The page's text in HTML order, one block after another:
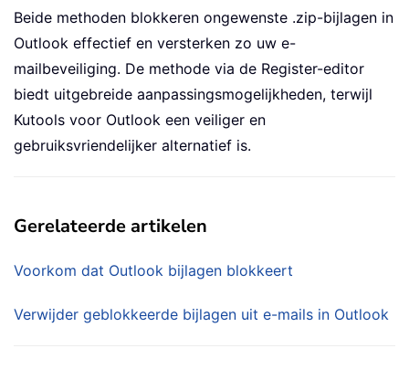
Beide methoden blokkeren ongewenste .zip-bijlagen in
Outlook effectief en versterken zo uw e-
mailbeveiliging. De methode via de Register-editor
biedt uitgebreide aanpassingsmogelijkheden, terwijl
Kutools voor Outlook een veiliger en
gebruiksvriendelijker alternatief is.
Gerelateerde artikelen
Voorkom dat Outlook bijlagen blokkeert
Verwijder geblokkeerde bijlagen uit e-mails in Outlook